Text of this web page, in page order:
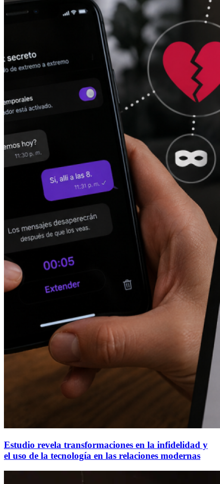
Estudio revela transformaciones en la infidelidad y
el uso de la tecnología en las relaciones modernas